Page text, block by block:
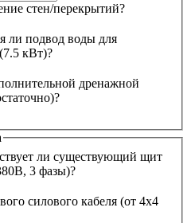
стен/перекрытий?
ли подвод воды для
кВт)?
дренажной
ли существующий щит
3 фазы)?
силового кабеля (от 4х4